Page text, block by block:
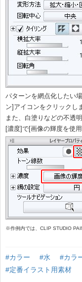
パターンを網点化したい
ン]アイコンをクリックし
また、白塗りなどの不透
[濃度]で[画像の輝度を使
※作例内では、CLIP STUDIO
#カラー #水 #カラ
#定番イラスト用素材